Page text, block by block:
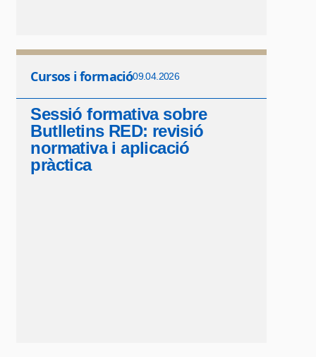
Cursos i formació09.04.2026
Sessió formativa sobre
Butlletins RED: revisió
normativa i aplicació
pràctica